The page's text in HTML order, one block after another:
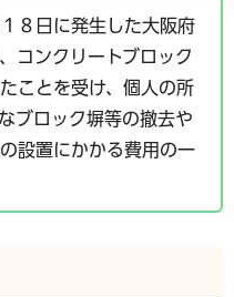
８日に発生した大阪府
コンクリートブロック
ことを受け、個人の所
ブロック塀等の撤去や
設置にかかる費用の一